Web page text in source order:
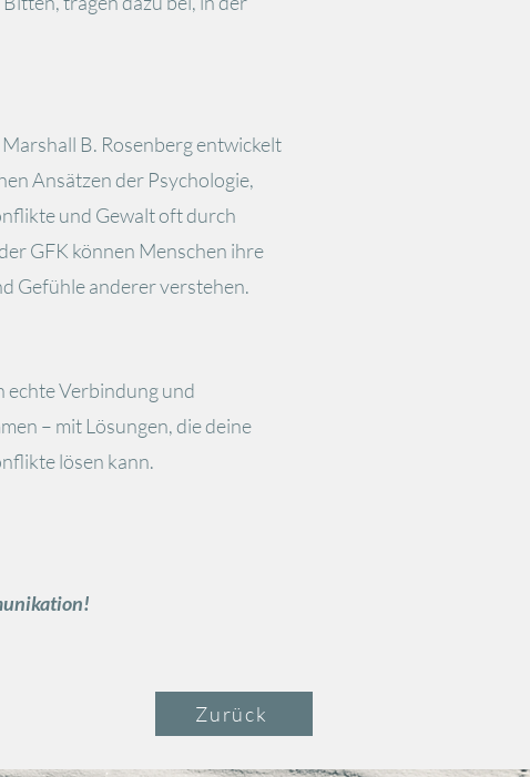
B. Rosenberg entwickelt
Ansätzen der Psychologie,
und Gewalt oft durch
GFK können Menschen ihre
Gefühle anderer verstehen.
echte Verbindung und
– mit Lösungen, die deine
lösen kann.
Zurück